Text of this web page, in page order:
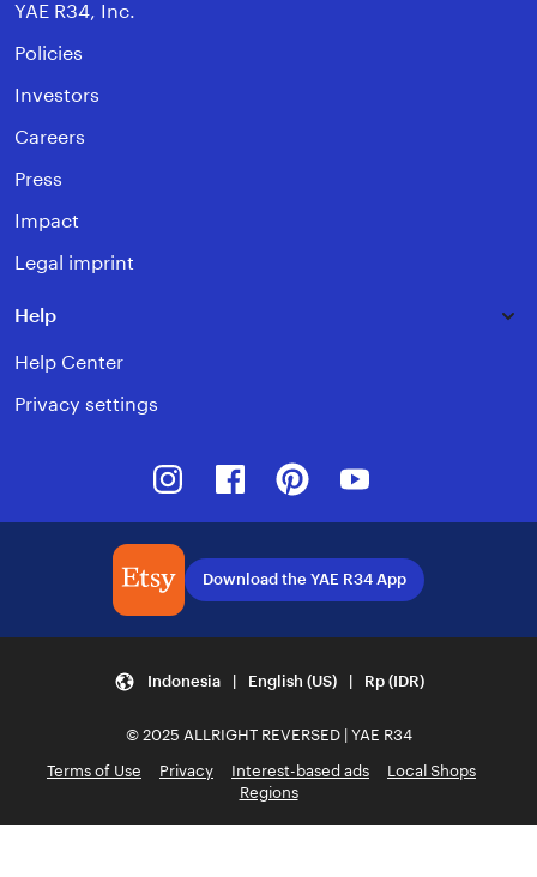
YAE R34, Inc.
Policies
Investors
Careers
Press
Impact
Legal imprint
Help
Help Center
Privacy settings
InstagramFacebookPinterest
Download the YAE R34 App
Indonesia | English (US) | Rp (IDR)
© 2025 ALLRIGHT REVERSED | YAE R34
Terms of Use
Privacy Interest-based ads
Local Shops
Regions